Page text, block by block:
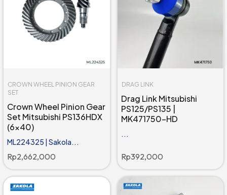
CROWN WHEEL PINION GEAR
SET
Crown Wheel Pinion Gear
Set Mitsubishi PS136HDX
(6x40)
ML224325 | Sakola...
Rp2,662,000
DRAG LINK
Drag Link Mitsubishi
PS125/PS135 |
MK471750-HD
...
Rp392,000